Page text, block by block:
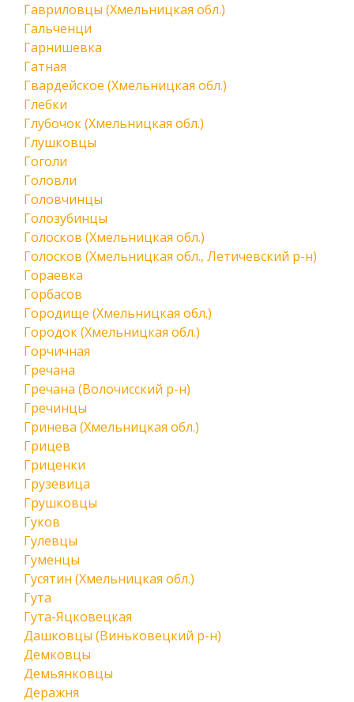
Гавриловцы (Хмельницкая обл.)
Гальченци
Гарнишевка
Гатная
Гвардейское (Хмельницкая обл.)
Глебки
Глубочок (Хмельницкая обл.)
Глушковцы
Гоголи
Головли
Головчинцы
Голозубинцы
Голосков (Хмельницкая обл.)
Голосков (Хмельницкая обл., Летичевский р-н)
Гораевка
Горбасов
Городище (Хмельницкая обл.)
Городок (Хмельницкая обл.)
Горчичная
Гречана
Гречана (Волочисский р-н)
Гречинцы
Гринева (Хмельницкая обл.)
Грицев
Гриценки
Грузевица
Грушковцы
Гуков
Гулевцы
Гуменцы
Гусятин (Хмельницкая обл.)
Гута
Гута-Яцковецкая
Дашковцы (Виньковецкий р-н)
Демковцы
Демьянковцы
Деражня